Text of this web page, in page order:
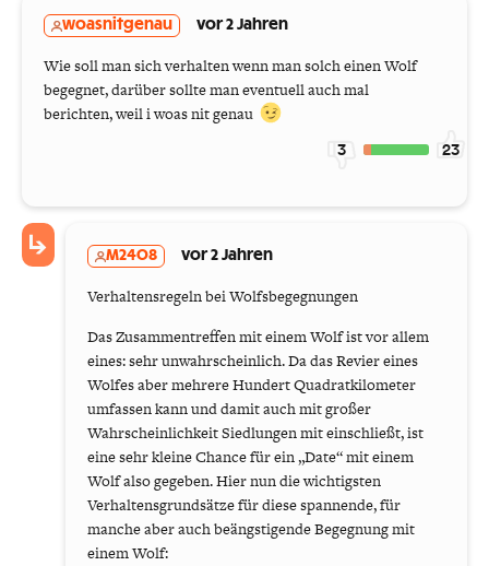
woasnitgenau vor 2 Jahren
Wie soll man sich verhalten wenn man solch einen Wolf
begegnet, darüber sollte man eventuell auch mal
berichten, weil i woas nit genau
3 23
M2408 vor 2 Jahren
Verhaltensregeln bei Wolfsbegegnungen
Das Zusammentreffen mit einem Wolf ist vor allem
eines: sehr unwahrscheinlich. Da das Revier eines
Wolfes aber mehrere Hundert Quadratkilometer
umfassen kann und damit auch mit großer
Wahrscheinlichkeit Siedlungen mit einschließt, ist
eine sehr kleine Chance für ein „Date“ mit einem
Wolf also gegeben. Hier nun die wichtigsten
Verhaltensgrundsätze für diese spannende, für
manche aber auch beängstigende Begegnung mit
einem Wolf: